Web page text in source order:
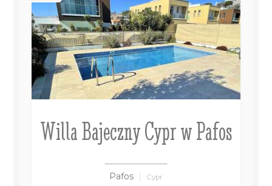
Willa Bajeczny Cypr w Pafos
Pafos Cypr